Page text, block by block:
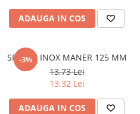
ADAUGA IN COS
-3%
SPACLU INOX MANER 125 MM
13,73 Lei
13,32 Lei
ADAUGA IN COS